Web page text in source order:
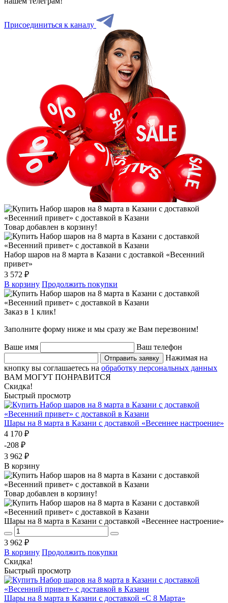
Присоединиться к каналу
Товар добавлен в корзину!
Набор шаров на 8 марта в Казани с доставкой «Весенний
привет»
3 572 ₽
В корзину Продолжить покупки
Заказ в 1 клик!
Заполните форму ниже и мы сразу же Вам перезвоним!
Ваше имя Ваш телефон
Отправить заявку
Нажимая на
кнопку вы соглашаетесь на обработку персональных данных
ВАМ МОГУТ ПОНРАВИТСЯ
Скидка!
Быстрый просмотр
Шары на 8 марта в Казани с доставкой «Весеннее настроение»
4 170 ₽
-208 ₽
3 962 ₽
В корзину
Товар добавлен в корзину!
Шары на 8 марта в Казани с доставкой «Весеннее настроение»
3 962 ₽
В корзину Продолжить покупки
Скидка!
Быстрый просмотр
Шары на 8 марта в Казани с доставкой «С 8 Марта»